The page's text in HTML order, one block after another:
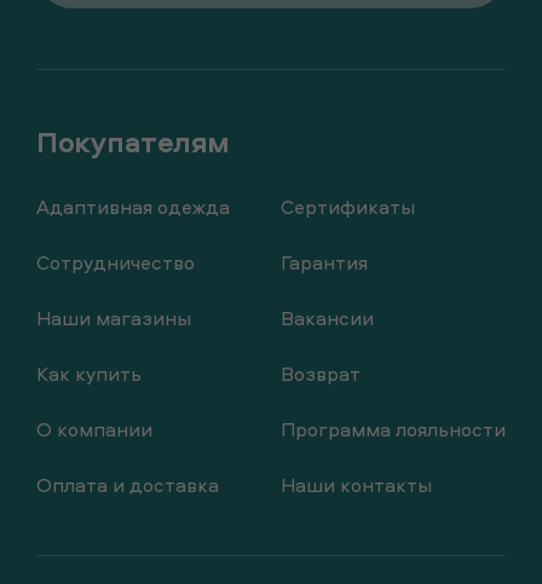
Адаптивная одежда
Сотрудничество
Наши магазины
Как купить
О компании
Оплата и доставка
Сертификаты
Гарантия
Вакансии
Возврат
Программа лояльности
Наши контакты